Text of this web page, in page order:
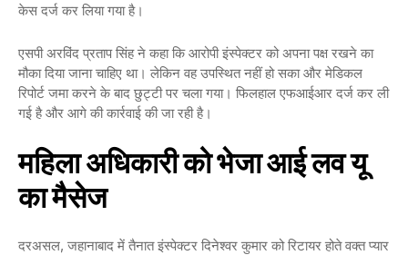
केस दर्ज कर लिया गया है।
एसपी अरविंद प्रताप सिंह ने कहा कि आरोपी इंस्पेक्टर को अपना पक्ष रखने का
मौका दिया जाना चाहिए था। लेकिन वह उपस्थित नहीं हो सका और मेडिकल
रिपोर्ट जमा करने के बाद छुट्टी पर चला गया। फिलहाल एफआईआर दर्ज कर ली
गई है और आगे की कार्रवाई की जा रही है।
महिला अधिकारी को भेजा आई लव यू
का मैसेज
दरअसल, जहानाबाद में तैनात इंस्पेक्टर दिनेश्वर कुमार को रिटायर होते वक्त प्यार